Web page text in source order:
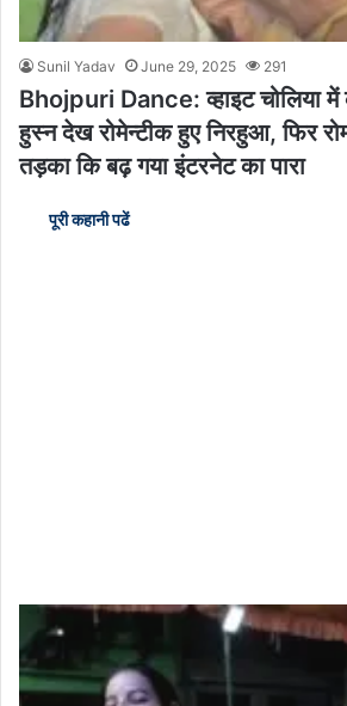
Sunil Yadav June 29, 2025 291
Bhojpuri Dance: व्हाइट चोलिया में
हुस्न देख रोमेन्टीक हुए निरहुआ, फिर
तड़का कि बढ़ गया इंटरनेट का पारा
पूरी कहानी पढें